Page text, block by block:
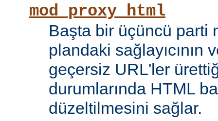
mod_proxy_html
Başta bir üçüncü parti
plandaki sağlayıcının
geçersiz URL'ler
durumlarında HTML
düzeltilmesini sağlar.